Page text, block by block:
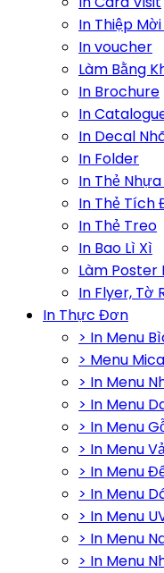
In Thiệp
In voucher
Làm Bằng
In Brochure
In
In Decal
In Folder
In Thẻ Nhựa
In Thẻ Tích
In Thẻ Treo
In Bao Lì Xì
Làm Poster
In Flyer, Tờ
In Thực Đơn
> In Menu
> Menu
> In Menu
> In Menu
> In Menu
> In Menu
> In Menu
> In Menu
> In Menu
> In Menu
> In Menu